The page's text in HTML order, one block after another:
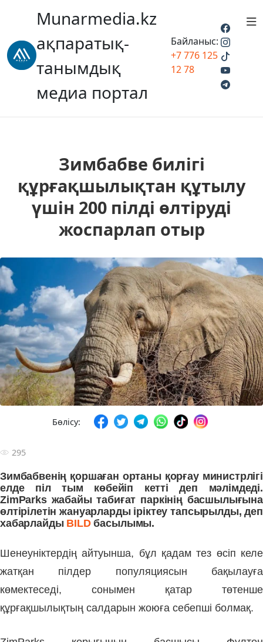
Munarmedia.kz
ақпаратық-
танымдық
медиа портал
Байланыс:
+7 776 125
12 78
Зимбабве билігі
құрғақшылықтан құтылу
үшін 200 пілді өлтіруді
жоспарлап отыр
Бөлісу:
295
Зимбабвенің қоршаған ортаны қорғау министрлігі
елде піл тым көбейіп кетті деп мәлімдеді.
ZimParks жабайы табиғат паркінің басшылығына
өлтірілетін жануарларды іріктеу тапсырылды, деп
хабарлайды BILDбасылымы.
Шенеуніктердің айтуынша, бұл қадам тез өсіп келе
жатқан пілдер популяциясын бақылауға
көмектеседі, сонымен қатар төтенше
құрғақшылықтың салдарын жоюға себепші болмақ.